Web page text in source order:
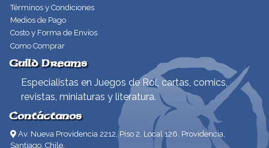
Términos y Condiciones
Medios de Pago
Costo y Forma de Envíos
Como Comprar
Guild Dreams
Especialistas en Juegos de Rol, cartas, comics,
revistas, miniaturas y literatura.
Contáctanos
Av. Nueva Providencia 2212, Piso 2, Local 126. Providencia,
Santiago, Chile.